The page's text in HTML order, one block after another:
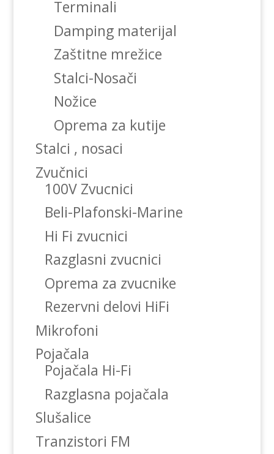
Terminali
Damping materijal
Zaštitne mrežice
Stalci-Nosači
Nožice
Oprema za kutije
Stalci , nosaci
Zvučnici
100V Zvucnici
Beli-Plafonski-Marine
Hi Fi zvucnici
Razglasni zvucnici
Oprema za zvucnike
Rezervni delovi HiFi
Mikrofoni
Pojačala
Pojačala Hi-Fi
Razglasna pojačala
Slušalice
Tranzistori FM